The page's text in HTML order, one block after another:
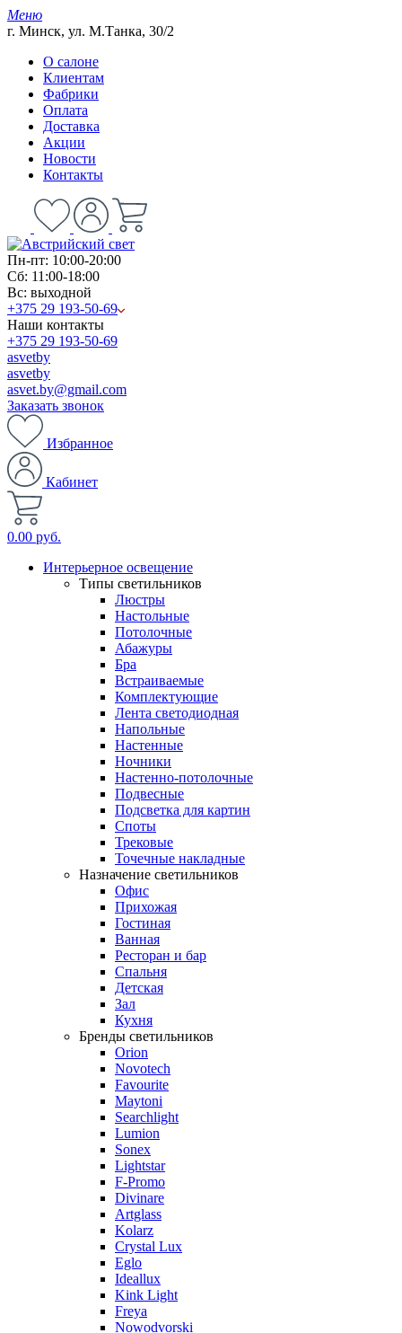
Меню
г. Минск, ул. М.Танка, 30/2
О салоне
Клиентам
Фабрики
Оплата
Доставка
Акции
Новости
Контакты
Пн-пт: 10:00-20:00
Сб: 11:00-18:00
Вс: выходной
+375 29 193-50-69
Наши контакты
+375 29 193-50-69
asvetby
asvetby
asvet.by@gmail.com
Заказать звонок
Избранное
Кабинет
0.00 руб.
Интерьерное освещение
Типы светильников
Люстры
Настольные
Потолочные
Абажуры
Бра
Встраиваемые
Комплектующие
Лента светодиодная
Напольные
Настенные
Ночники
Настенно-потолочные
Подвесные
Подсветка для картин
Споты
Трековые
Точечные накладные
Назначение светильников
Офис
Прихожая
Гостиная
Ванная
Ресторан и бар
Спальня
Детская
Зал
Кухня
Бренды светильников
Orion
Novotech
Favourite
Maytoni
Searchlight
Lumion
Sonex
Lightstar
F-Promo
Divinare
Artglass
Kolarz
Crystal Lux
Eglo
Ideallux
Kink Light
Freya
Nowodvorski